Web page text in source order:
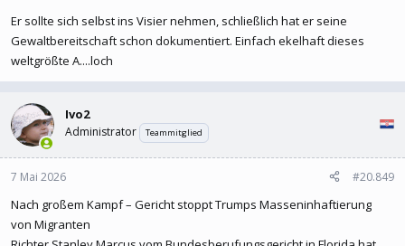
Er sollte sich selbst ins Visier nehmen, schließlich hat er seine
Gewaltbereitschaft schon dokumentiert. Einfach ekelhaft dieses
weltgrößte A....loch
Ivo2
Administrator Teammitglied
7 Mai 2026 #20.849
Nach großem Kampf – Gericht stoppt Trumps Masseninhaftierung
von Migranten